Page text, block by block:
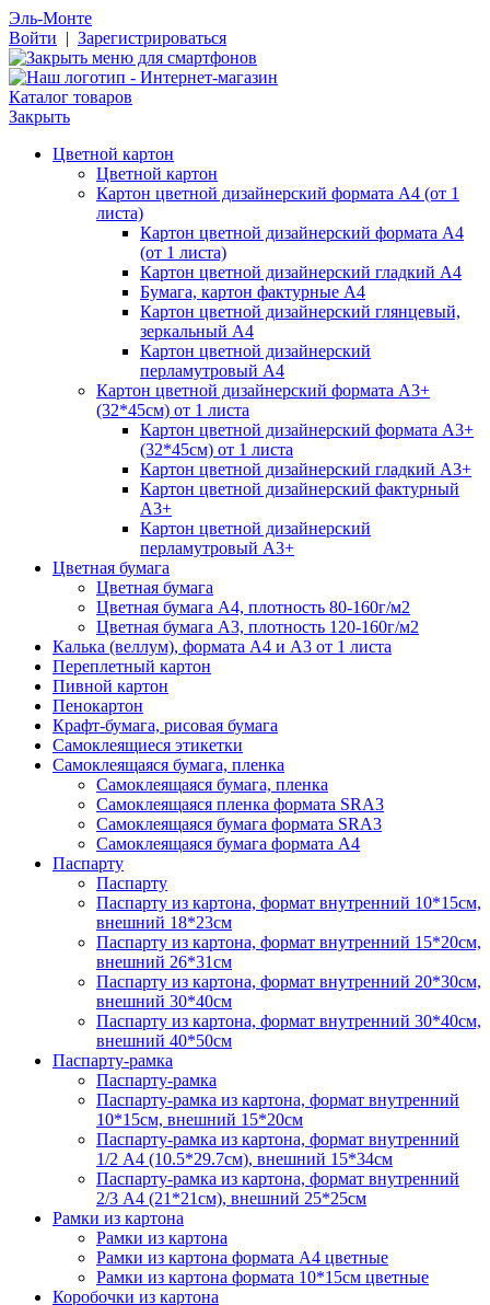
Эль-Монте
Войти | Зарегистрироваться
Каталог товаров
Закрыть
Цветной картон
Цветной картон
Картон цветной дизайнерский формата А4 (от 1
листа)
Картон цветной дизайнерский формата А4
(от 1 листа)
Картон цветной дизайнерский гладкий А4
Бумага, картон фактурные А4
Картон цветной дизайнерский глянцевый,
зеркальный А4
Картон цветной дизайнерский
перламутровый А4
Картон цветной дизайнерский формата А3+
(32*45см) от 1 листа
Картон цветной дизайнерский формата А3+
(32*45см) от 1 листа
Картон цветной дизайнерский гладкий А3+
Картон цветной дизайнерский фактурный
А3+
Картон цветной дизайнерский
перламутровый А3+
Цветная бумага
Цветная бумага
Цветная бумага А4, плотность 80-160г/м2
Цветная бумага А3, плотность 120-160г/м2
Калька (веллум), формата А4 и А3 от 1 листа
Переплетный картон
Пивной картон
Пенокартон
Крафт-бумага, рисовая бумага
Самоклеящиеся этикетки
Самоклеящаяся бумага, пленка
Самоклеящаяся бумага, пленка
Самоклеящаяся пленка формата SRА3
Самоклеящаяся бумага формата SRА3
Самоклеящаяся бумага формата А4
Паспарту
Паспарту
Паспарту из картона, формат внутренний 10*15см,
внешний 18*23см
Паспарту из картона, формат внутренний 15*20см,
внешний 26*31см
Паспарту из картона, формат внутренний 20*30см,
внешний 30*40см
Паспарту из картона, формат внутренний 30*40см,
внешний 40*50см
Паспарту-рамка
Паспарту-рамка
Паспарту-рамка из картона, формат внутренний
10*15см, внешний 15*20см
Паспарту-рамка из картона, формат внутренний
1/2 А4 (10.5*29.7см), внешний 15*34см
Паспарту-рамка из картона, формат внутренний
2/3 А4 (21*21см), внешний 25*25см
Рамки из картона
Рамки из картона
Рамки из картона формата А4 цветные
Рамки из картона формата 10*15см цветные
Коробочки из картона